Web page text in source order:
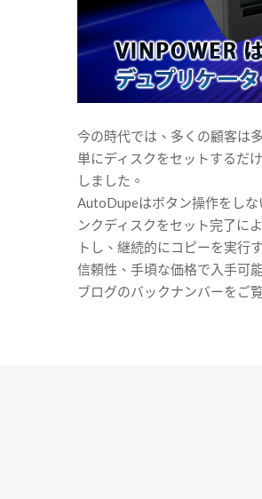
今の時代では、多くの顧客は
単にディスクをセットするだ
しました。
AutoDupeはボタン操作をし
ンクディスクをセット完了に
トし、継続的にコピーを実行
信頼性、手頃な価格で入手可
ブログのバックナンバーをご